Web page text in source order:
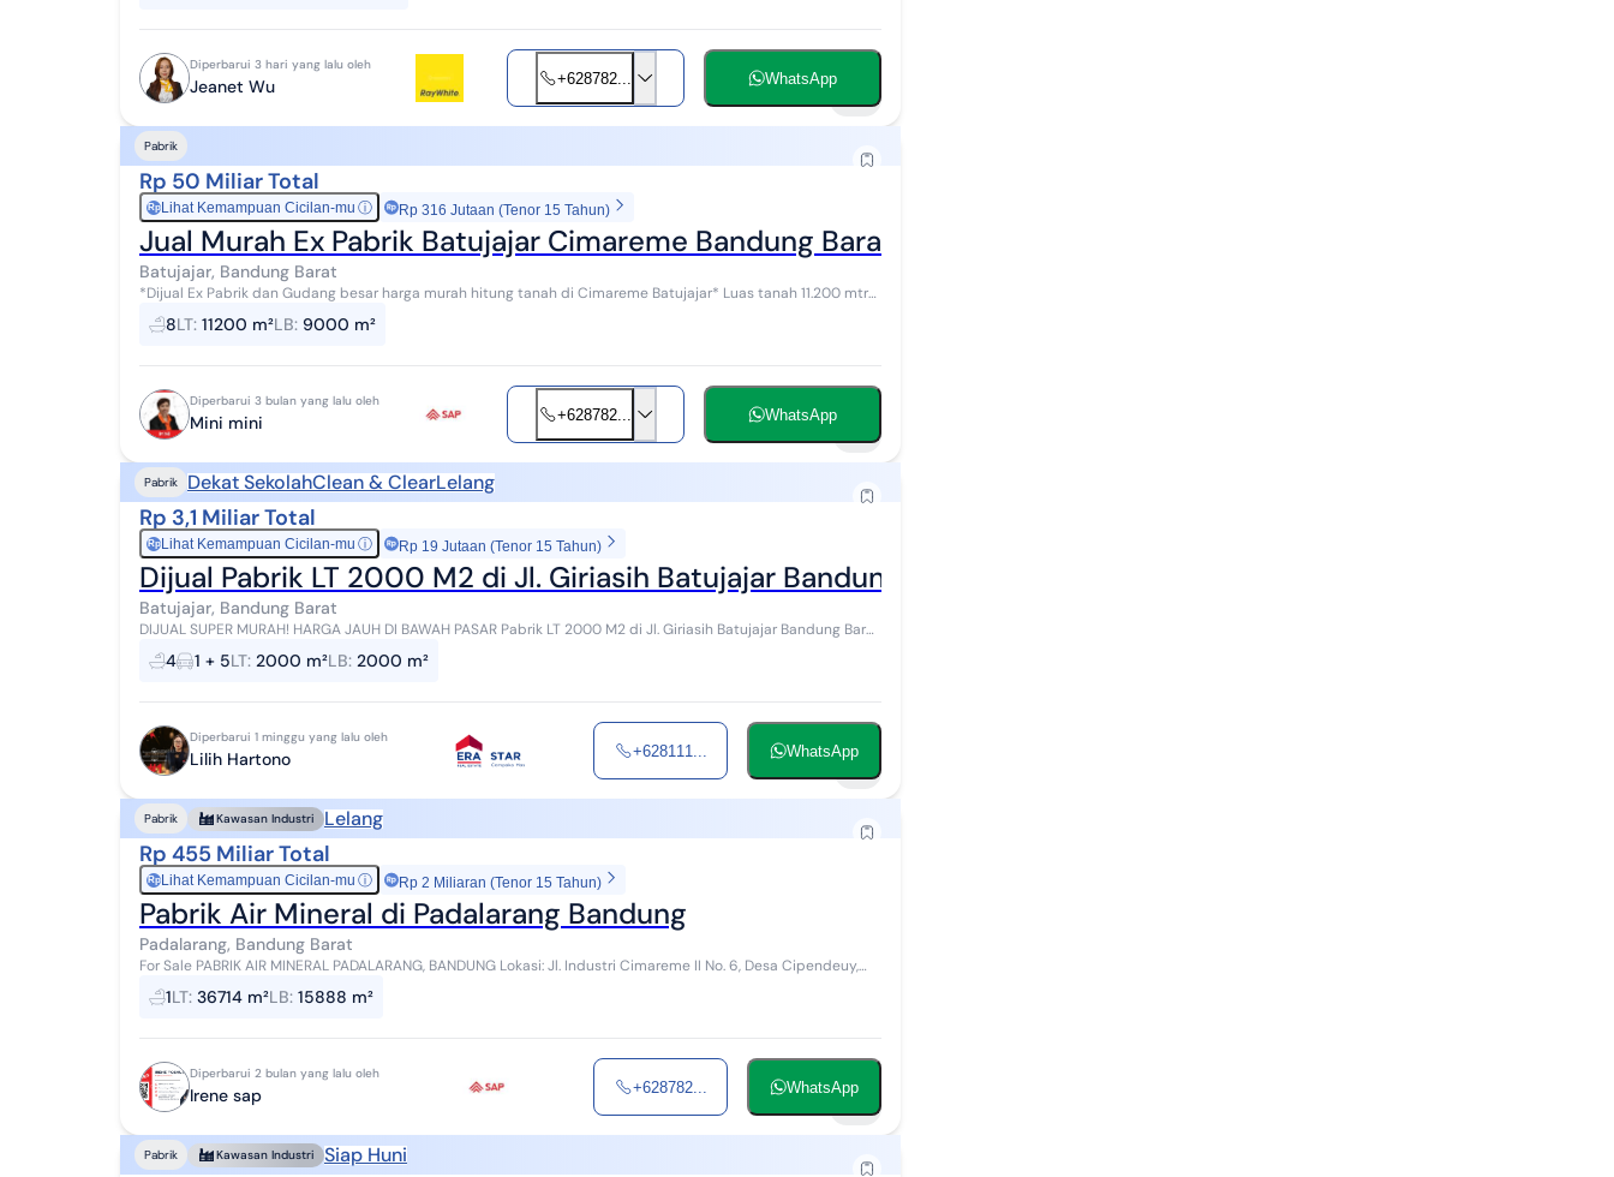
Diperbarui 3 hari yang lalu oleh
Jeanet Wu +628782... WhatsApp
Pabrik
Rp 50 Miliar Total
RpLihat Kemampuan Cicilan-mu ⓘ Rp 316 Jutaan (Tenor 15 Tahun)
Jual Murah Ex Pabrik Batujajar Cimareme Bandung Barat
Batujajar, Bandung Barat
*Dijual Ex Pabrik dan Gudang besar harga murah hitung tanah di Cimareme Batujajar* Luas tanah 11.200 mtr
Luas bangunan +- 9.000 mtr SHM Hadap Bara...
8LT: 11200 m²LB: 9000 m²
Diperbarui 3 bulan yang lalu oleh
Mini mini +628782... WhatsApp
Pabrik Dekat SekolahClean & ClearLelang
Rp 3,1 Miliar Total
RpLihat Kemampuan Cicilan-mu ⓘ Rp 19 Jutaan (Tenor 15 Tahun)
Dijual Pabrik LT 2000 M2 di Jl. Giriasih Batujajar Bandung Barat
Batujajar, Bandung Barat
DIJUAL SUPER MURAH! HARGA JAUH DI BAWAH PASAR Pabrik LT 2000 M2 di Jl. Giriasih Batujajar Bandung Barat
4 1 + 5LT: 2000 m²LB: 2000 m²
Diperbarui 1 minggu yang lalu oleh
Lilih Hartono +628111... WhatsApp
Pabrik Kawasan Industri Lelang
Rp 455 Miliar Total
RpLihat Kemampuan Cicilan-mu ⓘ Rp 2 Miliaran (Tenor 15 Tahun)
Pabrik Air Mineral di Padalarang Bandung
Padalarang, Bandung Barat
For Sale PABRIK AIR MINERAL PADALARANG, BANDUNG Lokasi: Jl. Industri Cimareme II No. 6, Desa Cipendeuy,
Kec. Padalarang, Kab. Bandung Barat Luas ...
1LT: 36714 m²LB: 15888 m²
Diperbarui 2 bulan yang lalu oleh
Irene sap +628782... WhatsApp
Pabrik Kawasan Industri Siap Huni